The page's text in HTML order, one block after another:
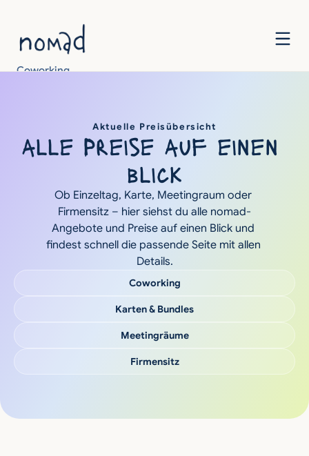
Coworking
Über uns
Aktuelle Preisübersicht
alle Preise auf einen
blick
Ob Einzeltag, Karte, Meetingraum oder
Firmensitz – hier siehst du alle nomad-
Angebote und Preise auf einen Blick und
findest schnell die passende Seite mit allen
Details.
Coworking
Karten & Bundles
Meetingräume
Firmensitz